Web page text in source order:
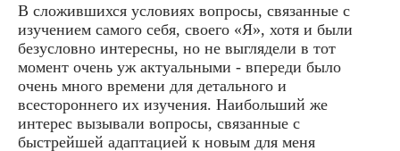
В сложившихся условиях вопросы, связанные с
изучением самого себя, своего «Я», хотя и были
безусловно интересны, но не выглядели в тот
момент очень уж актуальными - впереди было
очень много времени для детального и
всестороннего их изучения. Наибольший же
интерес вызывали вопросы, связанные с
быстрейшей адаптацией к новым для меня